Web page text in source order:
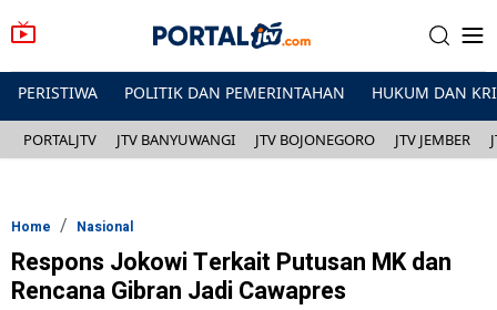
PERISTIWA POLITIK DAN PEMERINTAHAN HUKUM DAN
PORTALJTV JTV BANYUWANGI JTV BOJONEGORO JTV JEMBER
Home Nasional
Respons Jokowi Terkait Putusan MK dan
Rencana Gibran Jadi Cawapres